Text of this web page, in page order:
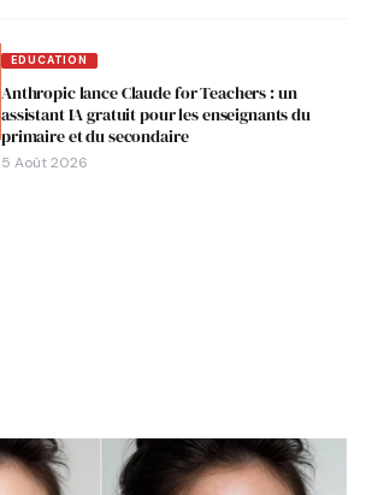
EDUCATION
Anthropic lance Claude for Teachers : un
assistant IA gratuit pour les enseignants du
primaire et du secondaire
5 Août 2026